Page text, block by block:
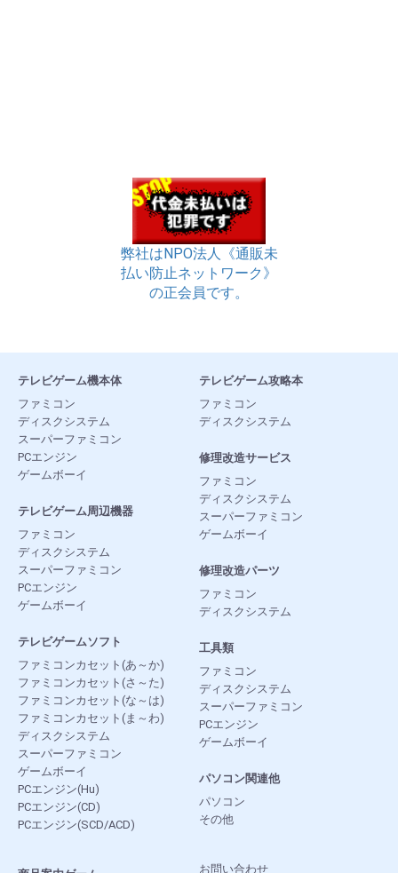
弊社はNPO法人《通販未
払い防止ネットワーク》
の正会員です。
テレビゲーム機本体
ファミコン
ディスクシステム
スーパーファミコン
PCエンジン
ゲームボーイ
テレビゲーム周辺機器
ファミコン
ディスクシステム
スーパーファミコン
PCエンジン
ゲームボーイ
テレビゲームソフト
ファミコンカセット(あ～か)
ファミコンカセット(さ～た)
ファミコンカセット(な～は)
ファミコンカセット(ま～わ)
ディスクシステム
スーパーファミコン
ゲームボーイ
PCエンジン(Hu)
PCエンジン(CD)
PCエンジン(SCD/ACD)
テレビゲーム攻略本
ファミコン
ディスクシステム
修理改造サービス
ファミコン
ディスクシステム
スーパーファミコン
ゲームボーイ
修理改造パーツ
ファミコン
ディスクシステム
工具類
ファミコン
ディスクシステム
スーパーファミコン
PCエンジン
ゲームボーイ
パソコン関連他
パソコン
その他
お問い合わせ